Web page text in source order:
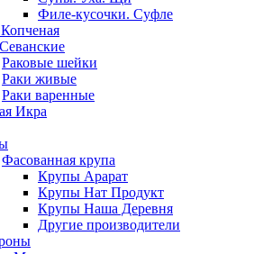
Филе-кусочки. Суфле
Раковые шейки
Раки живые
Раки варенные
Икра
Фасованная крупа
Крупы Арарат
Крупы Нат Продукт
Крупы Наша Деревня
Другие производители